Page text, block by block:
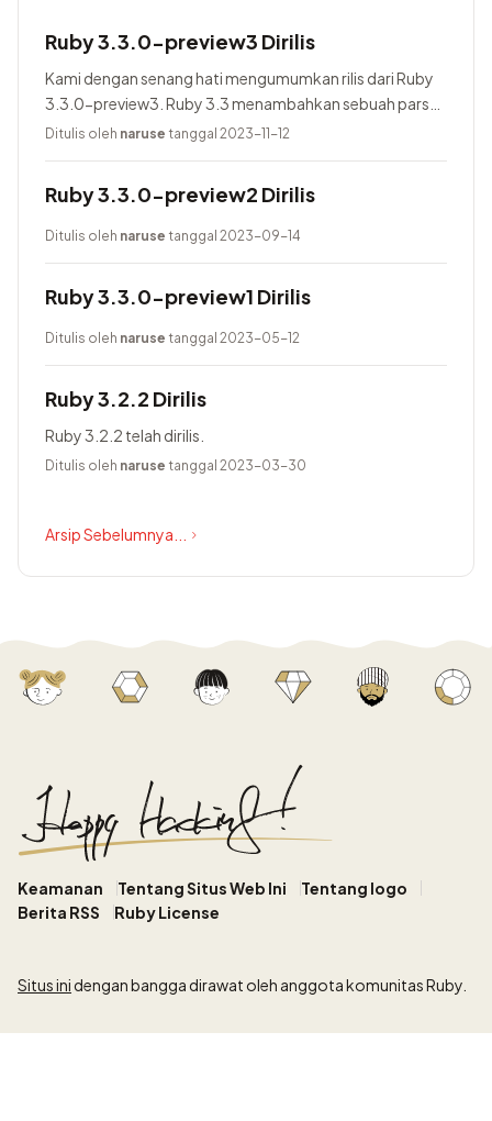
Ruby 3.3.0-preview3 Dirilis
Kami dengan senang hati mengumumkan rilis dari Ruby
3.3.0-preview3. Ruby 3.3 menambahkan sebuah parser
baru yang bernama Prism, menggunakan Lrama sebagai
Ditulis oleh naruse tanggal 2023-11-12
Ruby 3.3.0-preview2 Dirilis
Ditulis oleh naruse tanggal 2023-09-14
Ruby 3.3.0-preview1 Dirilis
Ditulis oleh naruse tanggal 2023-05-12
Ruby 3.2.2 Dirilis
Ruby 3.2.2 telah dirilis.
Ditulis oleh naruse tanggal 2023-03-30
Arsip Sebelumnya...
Keamanan Tentang Situs Web Ini
Tentang logo
Berita RSS
Ruby License
Situs inidengan bangga dirawat oleh anggota komunitas Ruby.